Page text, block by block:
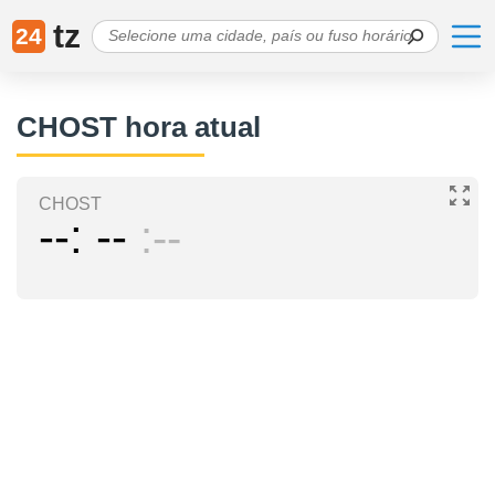
24 tz
CHOST hora atual
CHOST
-- -- --